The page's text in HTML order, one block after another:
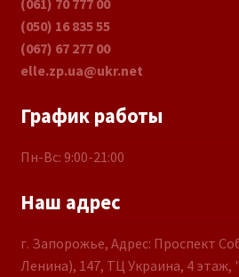
(061) 70 777 00
(050) 16 835 55
(067) 67 277 00
elle.zp.ua@ukr.net
График работы
Пн-Вс: 9:00-21:00
Наш адрес
г. Запорожье, Адрес: Проспект
Ленина), 147, ТЦ Украина, 4 этаж,